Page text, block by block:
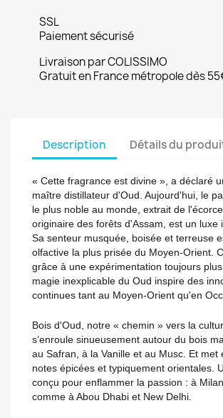
SSL
Paiement sécurisé
Livraison par COLISSIMO
Gratuit en France métropole dès
Description Détails du
« Cette fragrance est divine », a déclaré
maître distillateur d'Oud. Aujourd'hui, le
le plus noble au monde, extrait de
originaire des forêts d'Assam, est un luxe
Sa senteur musquée, boisée et terreuse
olfactive la plus prisée du Moyen-Orient.
grâce à une expérimentation toujours
magie inexplicable du Oud inspire des
continues tant au Moyen-Orient qu'en
Bois d'Oud, notre « chemin » vers la
s’enroule sinueusement autour du bois
au Safran, à la Vanille et au Musc. Et met
notes épicées et typiquement orientales.
conçu pour enflammer la passion : à
comme à Abou Dhabi et New Delhi.